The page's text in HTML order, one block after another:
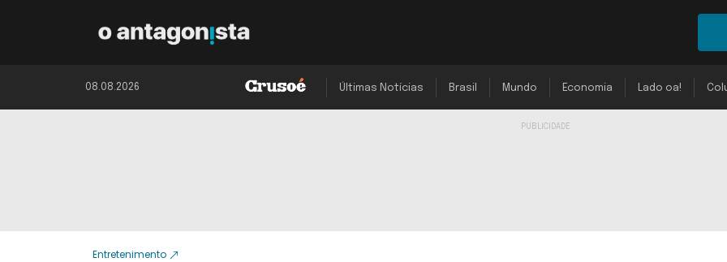
08.08.2026 Últimas Notícias Brasil Mundo Economia Lado oa!
Entretenimento